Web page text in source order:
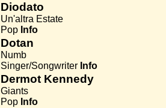
Diodato
Un'altra Estate
Pop Info
Dotan
Numb
Singer/Songwriter Info
Dermot Kennedy
Giants
Pop Info